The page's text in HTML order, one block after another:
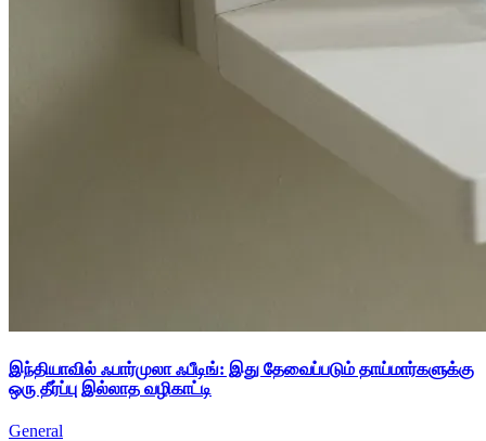
இந்தியாவில் ஃபார்முலா ஃபீடிங்: இது தேவைப்படும் தாய்மார்களுக்கு
ஒரு தீர்ப்பு இல்லாத வழிகாட்டி
General